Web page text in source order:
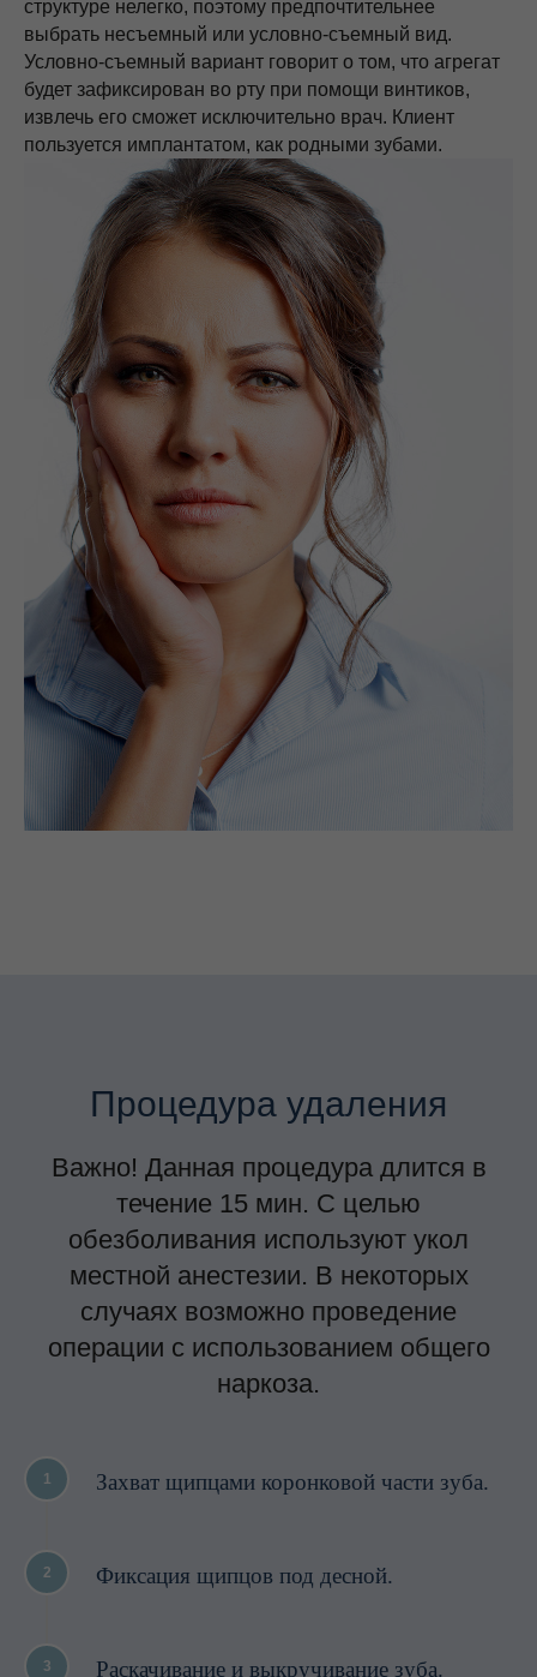
структуре нелегко, поэтому предпочтительнее
выбрать несъемный или условно-съемный вид.
Условно-съемный вариант говорит о том, что агрегат
будет зафиксирован во рту при помощи винтиков,
извлечь его сможет исключительно врач. Клиент
пользуется имплантатом, как родными зубами.
Процедура удаления
Важно! Данная процедура длится в
течение 15 мин. С целью
обезболивания используют укол
местной анестезии. В некоторых
случаях возможно проведение
операции с использованием общего
наркоза.
1 Захват щипцами коронковой части зуба.
2 Фиксация щипцов под десной.
3 Раскачивание и выкручивание зуба.